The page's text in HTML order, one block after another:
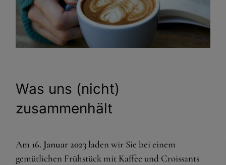
Was uns (nicht)
zusammenhält
Am 16. Januar 2023 laden wir Sie bei einem
gemütlichen Frühstück mit Kaffee und Croissants